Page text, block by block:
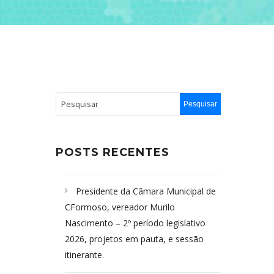
POSTS RECENTES
Presidente da Câmara Municipal de
CFormoso, vereador Murilo
Nascimento – 2º período legislativo
2026, projetos em pauta, e sessão
itinerante.